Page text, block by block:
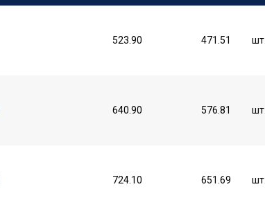
523.90 471.51 шт.
640.90 576.81 шт.
724.10 651.69 шт.